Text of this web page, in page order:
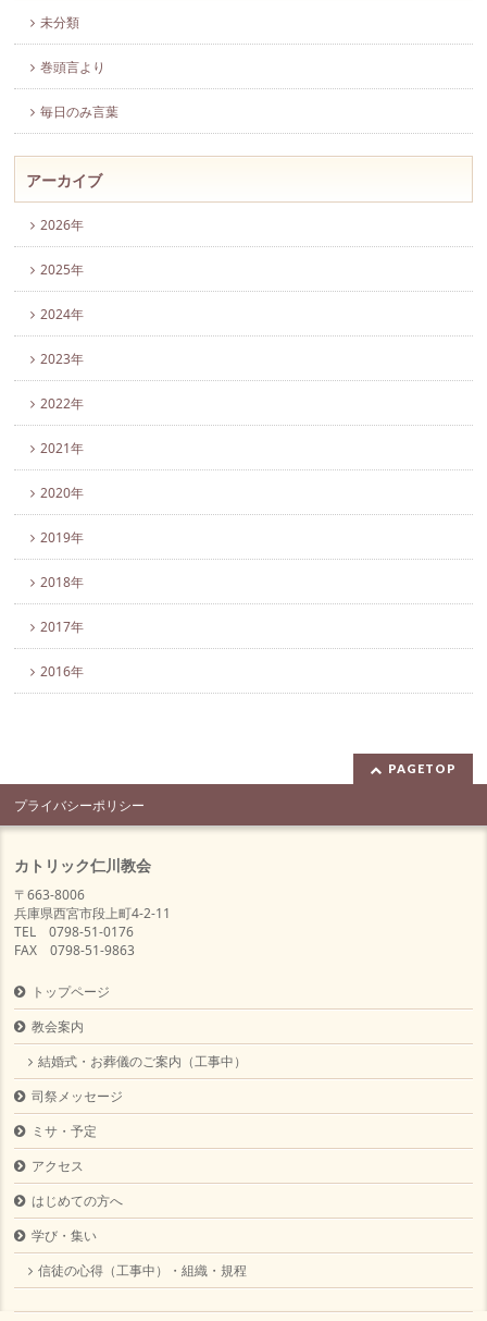
未分類
巻頭言より
毎日のみ言葉
アーカイブ
2026年
2025年
2024年
2023年
2022年
2021年
2020年
2019年
2018年
2017年
2016年
PAGETOP
プライバシーポリシー
カトリック仁川教会
〒663-8006
兵庫県西宮市段上町4-2-11
TEL 0798-51-0176
FAX 0798-51-9863
トップページ
教会案内
結婚式・お葬儀のご案内（工事中）
司祭メッセージ
ミサ・予定
アクセス
はじめての方へ
学び・集い
信徒の心得（工事中）・組織・規程